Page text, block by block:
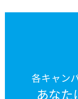
各キャン
あなた